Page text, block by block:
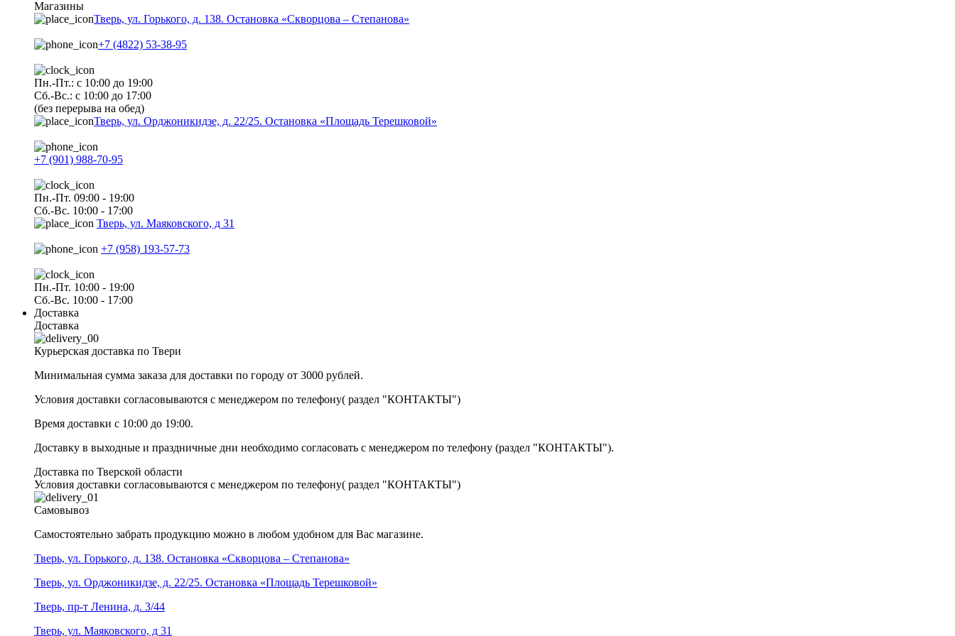
Магазины
Тверь, ул. Горького, д. 138. Остановка «Скворцова – Степанова»
+7 (4822) 53-38-95
Пн.-Пт.: с 10:00 до 19:00
Сб.-Вс.: с 10:00 до 17:00
(без перерыва на обед)
Тверь, ул. Орджоникидзе, д. 22/25. Остановка «Площадь Терешковой»
+7 (901) 988-70-95
Пн.-Пт. 09:00 - 19:00
Сб.-Вс. 10:00 - 17:00
Тверь, ул. Маяковского, д 31
+7 (958) 193-57-73
Пн.-Пт. 10:00 - 19:00
Сб.-Вс. 10:00 - 17:00
Доставка
Доставка
Курьерская доставка по Твери
Минимальная сумма заказа для доставки по городу от 3000 рублей.
Условия доставки согласовываются с менеджером по телефону( раздел "КОНТАКТЫ")
Время доставки с 10:00 до 19:00.
Доставку в выходные и праздничные дни необходимо согласовать с менеджером по телефону (раздел "КОНТАКТЫ").
Доставка по Тверской области
Условия доставки согласовываются с менеджером по телефону( раздел "КОНТАКТЫ")
Самовывоз
Самостоятельно забрать продукцию можно в любом удобном для Вас магазине.
Тверь, ул. Горького, д. 138. Остановка «Скворцова – Степанова»
Тверь, ул. Орджоникидзе, д. 22/25. Остановка «Площадь Терешковой»
Тверь, пр-т Ленина, д. 3/44
Тверь, ул. Маяковского, д 31